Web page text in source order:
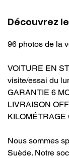
Découvrez
96 photos de la
VOITURE EN
visite/essai du
GARANTIE 6
LIVRAISON
KILOMÉTRAGE
Nous sommes
Suède. Notre